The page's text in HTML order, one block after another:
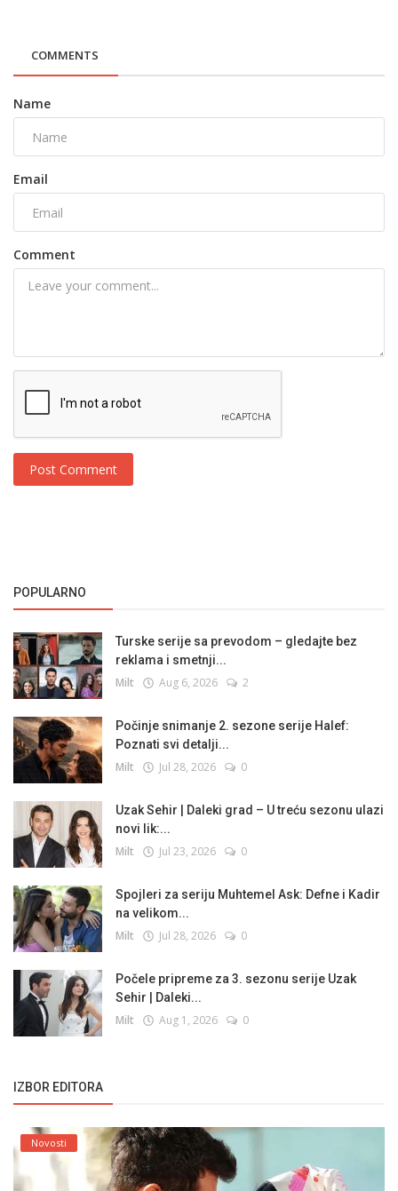
COMMENTS
Name
Email
Comment
Post Comment
POPULARNO
Turske serije sa prevodom – gledajte bez
reklama i smetnji...
Milt Aug 6, 2026 2
Počinje snimanje 2. sezone serije Halef:
Poznati svi detalji...
Milt Jul 28, 2026 0
Uzak Sehir | Daleki grad – U treću sezonu ulazi
novi lik:...
Milt Jul 23, 2026 0
Spojleri za seriju Muhtemel Ask: Defne i Kadir
na velikom...
Milt Jul 28, 2026 0
Počele pripreme za 3. sezonu serije Uzak
Sehir | Daleki...
Milt Aug 1, 2026 0
IZBOR EDITORA
Novosti